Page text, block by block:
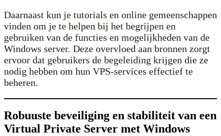
Daarnaast kun je tutorials en online gemeenschappen
vinden om je te helpen bij het begrijpen en
gebruiken van de functies en mogelijkheden van de
Windows server. Deze overvloed aan bronnen zorgt
ervoor dat gebruikers de begeleiding krijgen die ze
nodig hebben om hun VPS-services effectief te
beheren.
Robuuste beveiliging en stabiliteit van een
Virtual Private Server met Windows